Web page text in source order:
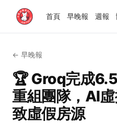
首頁 早晚報 週報
← 早晚報
🏆 Groq完成
重組團隊，AI
致虛假房源